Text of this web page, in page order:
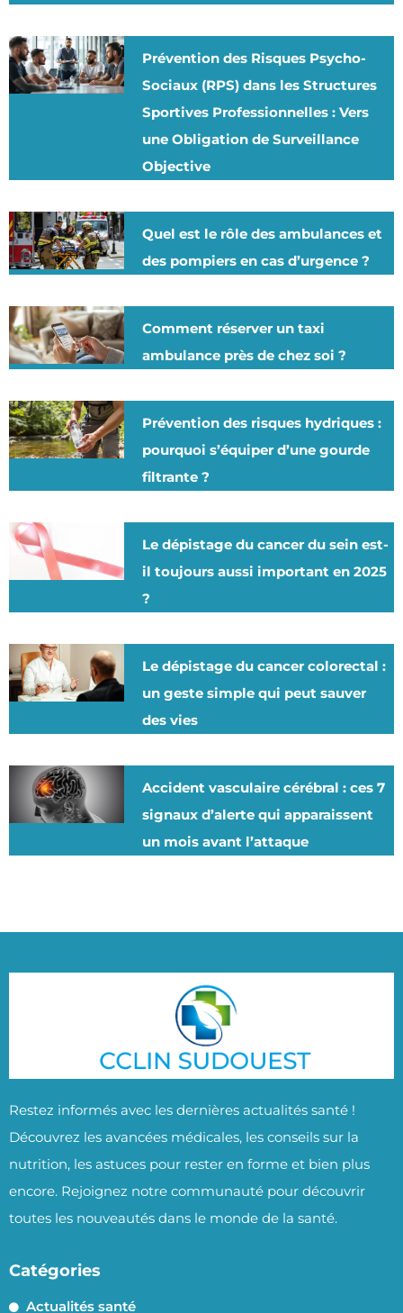
Prévention des Risques Psycho-
Sociaux (RPS) dans les Structures
Sportives Professionnelles : Vers
une Obligation de Surveillance
Objective
Quel est le rôle des ambulances et
des pompiers en cas d’urgence ?
Comment réserver un taxi
ambulance près de chez soi ?
Prévention des risques hydriques :
pourquoi s’équiper d’une gourde
filtrante ?
Le dépistage du cancer du sein est-
il toujours aussi important en 2025
?
Le dépistage du cancer colorectal :
un geste simple qui peut sauver
des vies
Accident vasculaire cérébral : ces 7
signaux d’alerte qui apparaissent
un mois avant l’attaque
Restez informés avec les dernières actualités santé !
Découvrez les avancées médicales, les conseils sur la
nutrition, les astuces pour rester en forme et bien plus
encore. Rejoignez notre communauté pour découvrir
toutes les nouveautés dans le monde de la santé.
Catégories
Actualités santé